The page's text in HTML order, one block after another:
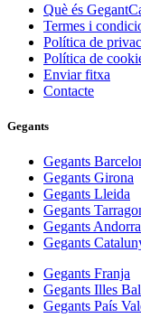
Què és
Termes i
Política de
Política de
Enviar fitxa
Contacte
Gegants
Gegants
Gegants Girona
Gegants Lleida
Gegants
Gegants Andorra
Gegants
Gegants Franja
Gegants Illes
Gegants País